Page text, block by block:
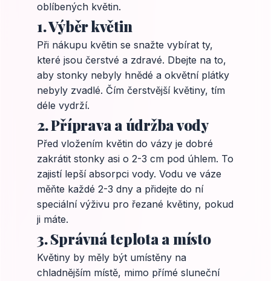
oblíbených květin.
1. Výběr květin
Při nákupu květin se snažte vybírat ty,
které jsou čerstvé a zdravé. Dbejte na to,
aby stonky nebyly hnědé a okvětní plátky
nebyly zvadlé. Čím čerstvější květiny, tím
déle vydrží.
2. Příprava a údržba vody
Před vložením květin do vázy je dobré
zakrátit stonky asi o 2-3 cm pod úhlem. To
zajistí lepší absorpci vody. Vodu ve váze
měňte každé 2-3 dny a přidejte do ní
speciální výživu pro řezané květiny, pokud
ji máte.
3. Správná teplota a místo
Květiny by měly být umístěny na
chladnějším místě, mimo přímé sluneční